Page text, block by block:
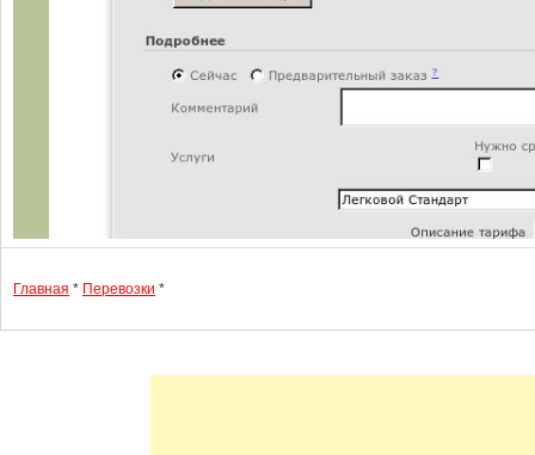
Главная * Перевозки *